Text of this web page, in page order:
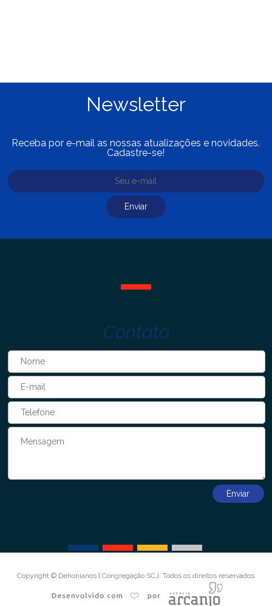
Newsletter
Receba por e-mail as nossas atualizações e novidades.
Cadastre-se!
Contato
Copyright © Dehonianos | Congregação SCJ. Todos os direitos reservados